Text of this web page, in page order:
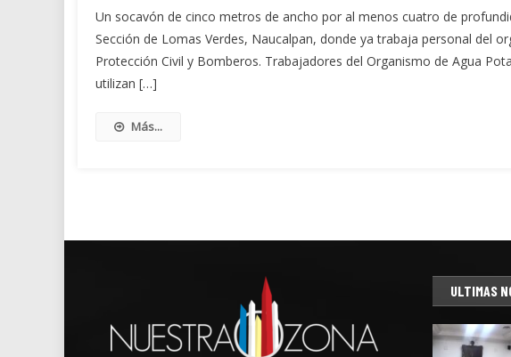
Un socavón de cinco metros de ancho por al menos cuatro de
Sección de Lomas Verdes, Naucalpan, donde ya trabaja personal del
Protección Civil y Bomberos. Trabajadores del Organismo de Agua
utilizan […]
Más...
ULTIMAS